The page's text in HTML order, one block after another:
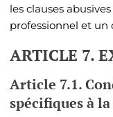
les clauses
professionnel et
ARTICLE 7.
Article 7.1.
spécifiques à